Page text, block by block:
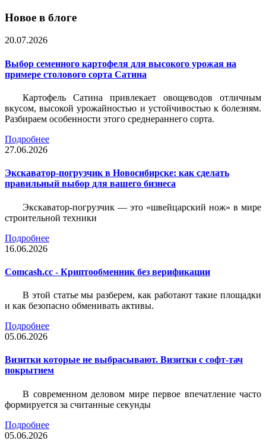
Новое в блоге
20.07.2026
Выбор семенного картофеля для высокого урожая на
примере столового сорта Сатина
Картофель Сатина привлекает овощеводов отличным
вкусом, высокой урожайностью и устойчивостью к болезням.
Разбираем особенности этого среднераннего сорта.
Подробнее
27.06.2026
Экскаватор-погрузчик в Новосибирске: как сделать
правильный выбор для вашего бизнеса
Экскаватор-погрузчик — это «швейцарский нож» в мире
строительной техники
Подробнее
16.06.2026
Comcash.cc - Криптообменник без верификации
В этой статье мы разберем, как работают такие площадки
и как безопасно обменивать активы.
Подробнее
05.06.2026
Визитки которые не выбрасывают. Визитки с софт-тач
покрытием
В современном деловом мире первое впечатление часто
формируется за считанные секунды
Подробнее
05.06.2026